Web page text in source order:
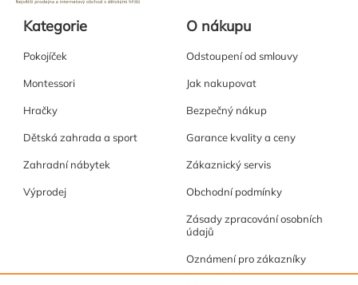
Kategorie
Pokojíček
Montessori
Hračky
Dětská zahrada a sport
Zahradní nábytek
Výprodej
O nákupu
Odstoupení od smlouvy
Jak nakupovat
Bezpečný nákup
Garance kvality a ceny
Zákaznický servis
Obchodní podmínky
Zásady zpracování osobních
údajů
Oznámení pro zákazníky